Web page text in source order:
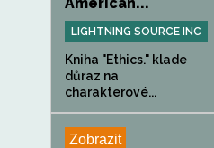
LIGHTNING SOURCE INC
Kniha "Ethics." klade
důraz na
charakterové...
Zobrazit